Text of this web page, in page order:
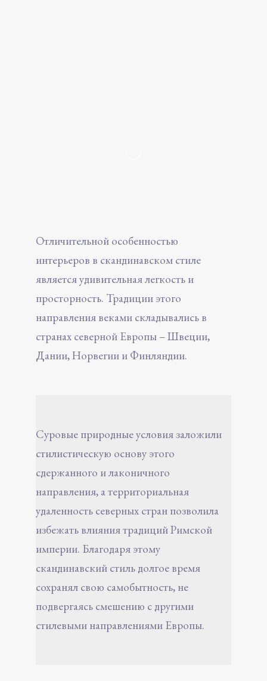
Отличительной особенностью
интерьеров в скандинавском стиле
является удивительная легкость и
просторность. Традиции этого
направления веками складывались в
странах северной Европы – Швеции,
Дании, Норвегии и Финляндии.
Суровые природные условия заложили
стилистическую основу этого
сдержанного и лаконичного
направления, а территориальная
удаленность северных стран позволила
избежать влияния традиций Римской
империи. Благодаря этому
скандинавский стиль долгое время
сохранял свою самобытность, не
подвергаясь смешению с другими
стилевыми направлениями Европы.